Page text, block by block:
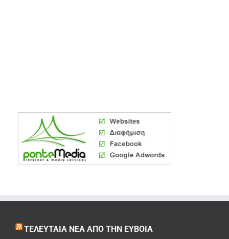
ΤΕΛΕΥΤΑΊΑ ΝΈΑ ΑΠΌ ΤΗΝ ΕΎΒΟΙΑ